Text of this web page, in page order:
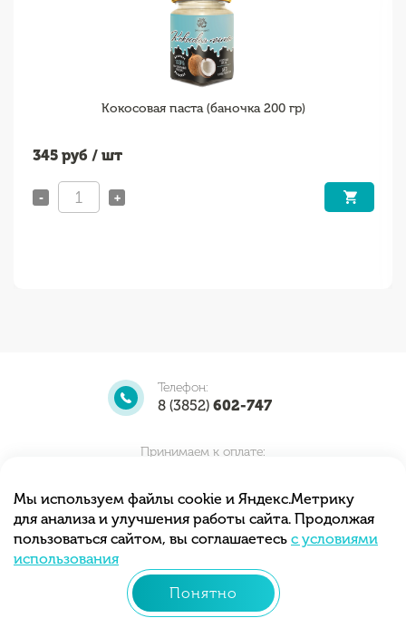
Кокосовая паста (баночка 200 гр)
345 руб / шт
- +
Телефон:
8 (3852) 602-747
© 2013 - 2026 «Тортиточка»
Разработка сайта –
Мы принимаем заказы круглосуточно.
Принимаем к оплате:
Мы используем файлы cookie и Яндекс.Метрику
для анализа и улучшения работы сайта. Продолжая
пользоваться сайтом, вы соглашаетесь с условиями
использования
Понятно